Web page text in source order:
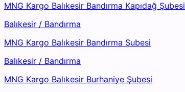
MNG Kargo Balıkesir Bandırma Kapıdağ Şubesi
Balıkesir / Bandırma
MNG Kargo Balıkesir Bandırma Şubesi
Balıkesir / Bandırma
MNG Kargo Balıkesir Burhaniye Şubesi